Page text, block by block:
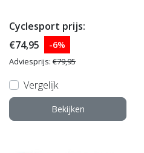
Cyclesport prijs:
€74,95
-6%
Adviesprijs: €79,95
Vergelijk
Bekijken